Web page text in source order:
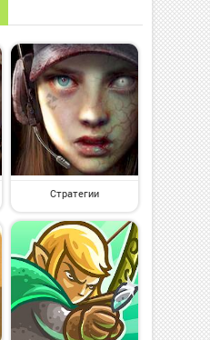
Стратегии